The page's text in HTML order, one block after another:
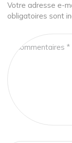
Votre adresse e-
obligatoires sont